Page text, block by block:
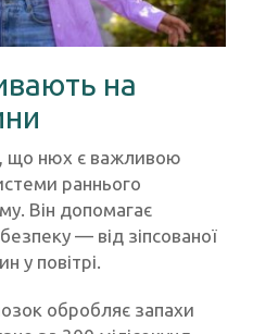
на
що нюх є важливою
раннього
Він допомагає
— від зіпсованої
у повітрі.
обробляє запахи